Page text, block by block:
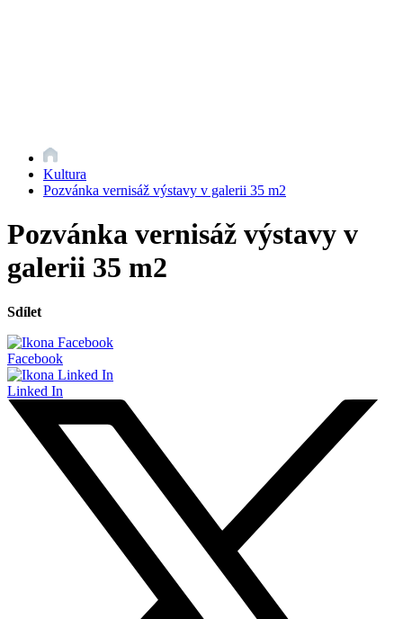
Kultura
Pozvánka vernisáž výstavy v galerii 35 m2
Pozvánka vernisáž výstavy v
galerii 35 m2
Sdílet
Facebook
Linked In